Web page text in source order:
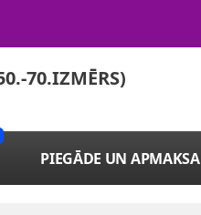
70.IZMĒRS)
PIEGĀDE UN APMAKSA